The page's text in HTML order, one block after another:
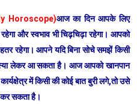
Horoscope)आज का दिन आपके लिए
और स्वभाव भी चिढ़चिढ़ा रहेगा। आपको
रहेगा। आपने यदि बिना सोचे समझें किसी
लेकर आ सकता है। आज आपको खानपान
में किसी की कोई बात बुरी लगे,तो उसे
कर सकता है।